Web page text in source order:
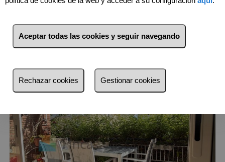
más reciente
Menos reciente
Caros
Pequeños
Grandes
Aceptar todas las cookies y seguir navegando
Rechazar cookies Gestionar cookies